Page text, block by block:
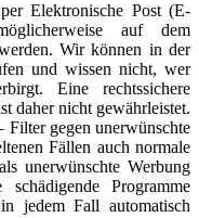
Elektronische Post (E-
auf dem
Wir können in der
und wissen nicht, wer
Eine rechtssichere
daher nicht gewährleistet.
gegen unerwünschte
Fällen auch normale
unerwünschte Werbung
Programme
jedem Fall automatisch